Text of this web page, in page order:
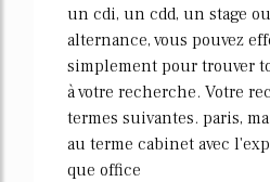
un cdi, un cdd, un stage
alternance, vous pouvez
simplement pour trouver
à votre recherche. Votre
termes suivantes. paris,
au terme cabinet avec
que office